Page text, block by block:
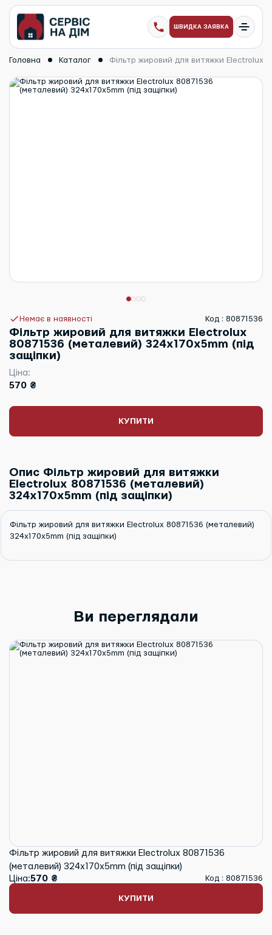
ШВИДКА ЗАЯВКА
Головна Каталог Фільтр жировий для витяжки Electrolux
Немає в наявності Код : 80871536
Фільтр жировий для витяжки Electrolux
80871536 (металевий) 324x170x5mm (під
защіпки)
Ціна:
570 ₴
КУПИТИ
Опис Фільтр жировий для витяжки
Electrolux 80871536 (металевий)
324x170x5mm (під защіпки)
Фільтр жировий для витяжки Electrolux 80871536 (металевий)
324x170x5mm (під защіпки)
Ви переглядали
Фільтр жировий для витяжки Electrolux 80871536
(металевий) 324x170x5mm (під защіпки)
Ціна:570 ₴ Код : 80871536
КУПИТИ